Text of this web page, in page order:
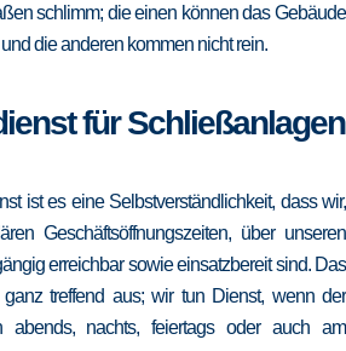
schlimm; die einen können das Gebäude
die anderen kommen nicht rein.
für Schließanlagen
ist es eine Selbstverständlichkeit, dass wir,
Geschäftsöffnungszeiten, über unseren
erreichbar sowie einsatzbereit sind. Das
treffend aus; wir tun Dienst, wenn der
abends, nachts, feiertags oder auch am